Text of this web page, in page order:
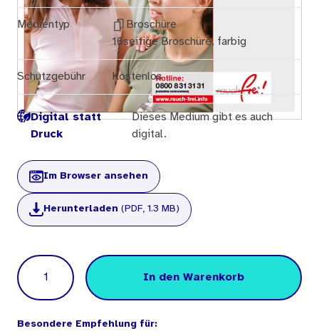
Medientyp
Broschüre
16seitige Broschüre, farbig
Schutzgebühr Kostenlos
Digital statt
Druck
Dieses Medium gibt es auch
digital.
Im Browser ansehen
Herunterladen (PDF, 1.3 MB)
Menge
In den Warenkorb
Besondere Empfehlung für: